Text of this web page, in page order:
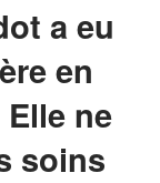
a eu
en
ne
soins